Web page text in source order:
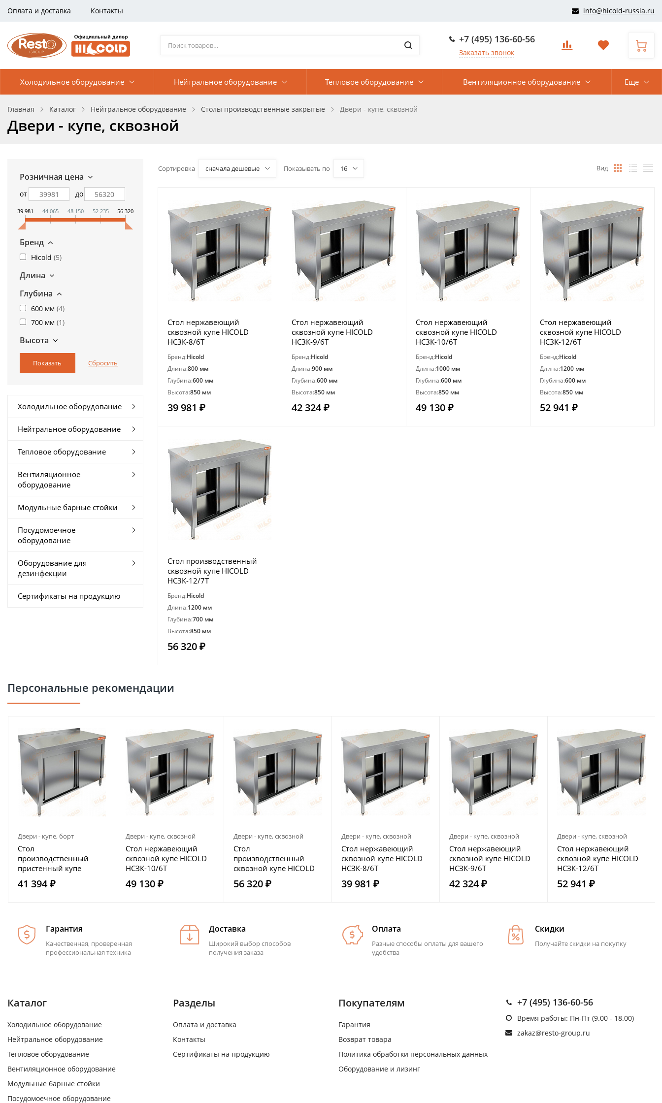
Оплата и доставка Контакты info@hicold-russia.ru
+7 (495) 136-60-56
Заказать звонок
Холодильное оборудование Нейтральное оборудование Тепловое оборудование Вентиляционное оборудование Еще
Главная Каталог Нейтральное оборудование Столы производственные закрытые Двери - купе, сквозной
Двери - купе, сквозной
Розничная цена
от до
39 981 44 065 48 150 52 235 56 320
Бренд
Hicold (5)
Длина
Глубина
600 мм (4)
700 мм (1)
Высота
Холодильное оборудование
Нейтральное оборудование
Тепловое оборудование
Вентиляционное
оборудование
Модульные барные стойки
Посудомоечное
оборудование
Оборудование для
дезинфекции
Сертификаты на продукцию
Сортировка сначала дешевые Показывать по 16 Вид
Стол нержавеющий
сквозной купе HICOLD
НСЗК-8/6Т
Бренд:Hicold
Длина:800 мм
Глубина:600 мм
Высота:850 мм
39 981 ₽
Стол нержавеющий
сквозной купе HICOLD
НСЗК-9/6Т
Бренд:Hicold
Длина:900 мм
Глубина:600 мм
Высота:850 мм
42 324 ₽
Стол нержавеющий
сквозной купе HICOLD
НСЗК-10/6Т
Бренд:Hicold
Длина:1000 мм
Глубина:600 мм
Высота:850 мм
49 130 ₽
Стол нержавеющий
сквозной купе HICOLD
НСЗК-12/6Т
Бренд:Hicold
Длина:1200 мм
Глубина:600 мм
Высота:850 мм
52 941 ₽
Стол производственный
сквозной купе HICOLD
НСЗК-12/7Т
Бренд:Hicold
Длина:1200 мм
Глубина:700 мм
Высота:850 мм
56 320 ₽
Персональные рекомендации
Двери - купе, борт
Стол
производственный
пристенный купе
HICOLD НСЗК-10/6Б
41 394 ₽
Двери - купе, сквозной
Стол нержавеющий
сквозной купе HICOLD
НСЗК-10/6Т
49 130 ₽
Двери - купе, сквозной
Стол
производственный
сквозной купе HICOLD
НСЗК-12/7Т
56 320 ₽
Двери - купе, сквозной
Стол нержавеющий
сквозной купе HICOLD
НСЗК-8/6Т
39 981 ₽
Двери - купе, сквозной
Стол нержавеющий
сквозной купе HICOLD
НСЗК-9/6Т
42 324 ₽
Двери - купе, сквозной
Стол нержавеющий
сквозной купе HICOLD
НСЗК-12/6Т
52 941 ₽
Гарантия
Качественная, проверенная
профессиональная техника
Доставка
Широкий выбор способов
получения заказа
Оплата
Разные способы оплаты для вашего
удобства
Скидки
Получайте скидки на покупку
Каталог
Холодильное оборудование
Нейтральное оборудование
Тепловое оборудование
Вентиляционное оборудование
Модульные барные стойки
Посудомоечное оборудование
Разделы
Оплата и доставка
Контакты
Сертификаты на продукцию
Покупателям
Гарантия
Возврат товара
Политика обработки персональных данных
Оборудование и лизинг
+7 (495) 136-60-56
Время работы: Пн-Пт (9.00 - 18.00)
zakaz@resto-group.ru